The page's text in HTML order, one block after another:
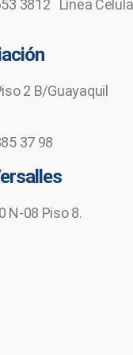
3812 Línea
2 B/Guayaquil
37 98
N-08 Piso 8.